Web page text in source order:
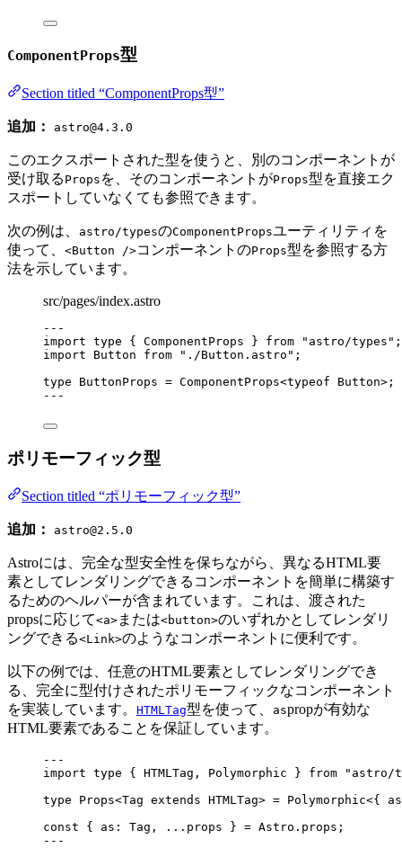
ComponentProps型
Section titled “ComponentProps型”
追加： astro@4.3.0
このエクスポートされた型を使うと、別のコンポーネントが
受け取る Props を、そのコンポーネントがProps型を直接エク
スポートしていなくても参照できます。
次の例は、 astro/typesのComponentPropsユーティリティを
使って、 <Button />コンポーネントのProps型を参照する方
法を示しています。
src/pages/index.astro
---
import type { ComponentProps } from " astro/types " ;
import Button from " ./Button.astro " ;
type ButtonProps = ComponentProps<typeof Button>;
---
ポリモーフィック型
Section titled “ポリモーフィック型”
追加： astro@2.5.0
Astroには、完全な型安全性を保ちながら、異なるHTML要
素としてレンダリングできるコンポーネントを簡単に構築す
るためのヘルパーが含まれています。これは、渡された
propsに応じて<a> または<button>のいずれかとしてレンダリ
ングできる<Link>のようなコンポーネントに便利です。
以下の例では、任意のHTML要素としてレンダリングでき
る、完全に型付けされたポリモーフィックなコンポーネント
を実装しています。 HTMLTag型を使って、 aspropが有効な
HTML要素であることを保証しています。
---
import type { HTMLTag, Polymorphic } from " astro/
type Props<Tag extends HTMLTag> = Polymorphic<{ as
const { as : Tag , ... props } = Astro . props ;
---